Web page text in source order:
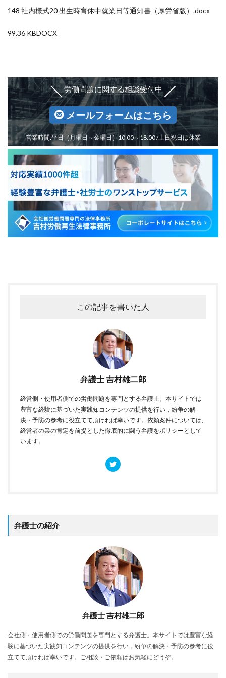
148 社内様式20 出生時育休中就業日等通知書（厚労省版）.docx
99.36 KBDOCX
労働問題に関する相談受付中
メールフォームはこちら
営業時間:平日（月曜日～金曜日）10:00～18:00 /土日祝日は休業
この記事を書いた人
弁護士 吉村雄二郎
経営側・使用者側での労働問題を専門とする弁護士。本サイトでは
豊富な経験に基づいた実践知コンテンツの提供を行い，紛争の解
決・予防の参考に役立てて頂ければ幸いです。依頼案件については,
経営者の業の肯定を前提とした徹底的に闘う弁護をポリシーとして
います。
弁護士の紹介
弁護士 吉村雄二郎
会社側・使用者側での労働問題を専門とする弁護士。本サイトでは豊富な経
験に基づいた実践知コンテンツの提供を行い，紛争の解決・予防の参考に役
立てて頂ければ幸いです。ご相談・ご依頼はお気軽にどうぞ。